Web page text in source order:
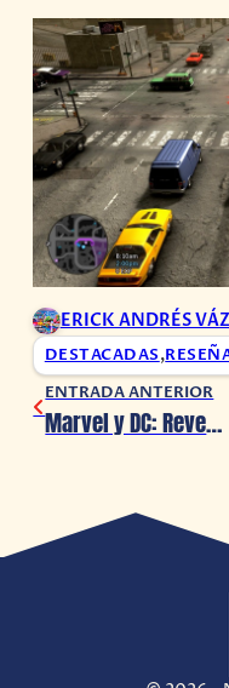
ERICK ANDRÉS
DESTACADAS,
ENTRADA ANTERIOR
Marvel y DC: Revelan su próximo crossover de cómics